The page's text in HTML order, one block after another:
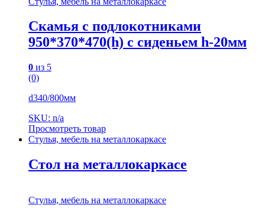
Скамья с подлокотниками
950*370*470(h) с сиденьем h-20мм
0 из 5
(0)
d340/800мм
SKU: n/a
Просмотреть товар
Стулья, мебель на металлокаркасе
Стол на металлокаркасе
Стулья, мебель на металлокаркасе